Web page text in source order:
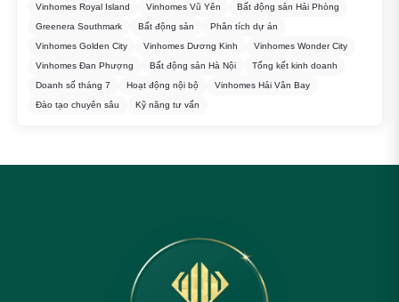
Vinhomes Royal Island
Vinhomes Vũ Yên
Bất động sản Hải Phòng
Greenera Southmark
Bất động sản
Phân tích dự án
Vinhomes Golden City
Vinhomes Dương Kinh
Vinhomes Wonder City
Vinhomes Đan Phượng
Bất động sản Hà Nội
Tổng kết kinh doanh
Doanh số tháng 7
Hoạt động nội bộ
Vinhomes Hải Vân Bay
Đào tạo chuyên sâu
Kỹ năng tư vấn